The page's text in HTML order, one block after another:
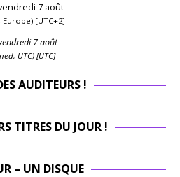
7 août
Europe) [UTC+2]
7 août
UTC) [UTC]
AUDITEURS !
TITRES DU JOUR !
– UN DISQUE